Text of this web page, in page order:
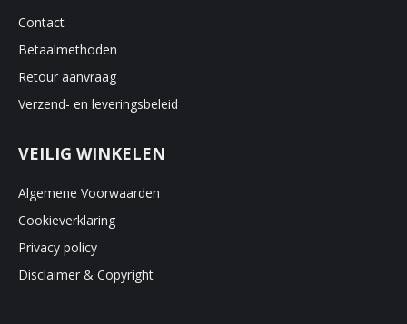
Contact
Betaalmethoden
Retour aanvraag
Verzend- en leveringsbeleid
VEILIG WINKELEN
Algemene Voorwaarden
Cookieverklaring
Privacy policy
Disclaimer & Copyright